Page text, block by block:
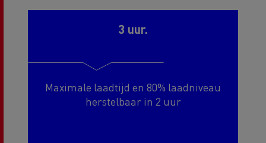
3 uur.
Maximale laadtijd en 80% laadniveau
herstelbaar in 2 uur